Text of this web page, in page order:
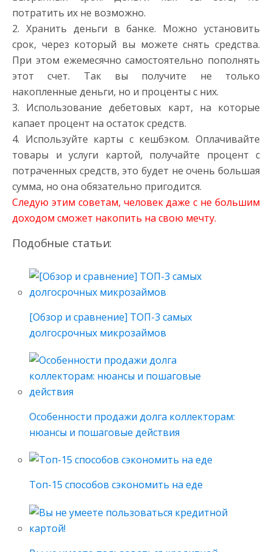
потратить их не возможно.
2. Хранить деньги в банке. Можно установить
срок, через который вы можете снять средства.
При этом ежемесячно самостоятельно пополнять
этот счет. Так вы получите не только
накопленные деньги, но и проценты с них.
3. Использование дебетовых карт, на которые
капает процент на остаток средств.
4. Используйте карты с кешбэком. Оплачивайте
товары и услуги картой, получайте процент с
потраченных средств, это будет не очень большая
сумма, но она обязательно пригодится.
Следую этим советам, человек даже с не большим
доходом сможет накопить на свою мечту.
Подобные статьи:
[Обзор и сравнение] ТОП-3 самых
долгосрочных микрозаймов
Особенности продажи долга коллекторам:
нюансы и пошаговые действия
Топ-15 способов сэкономить на еде